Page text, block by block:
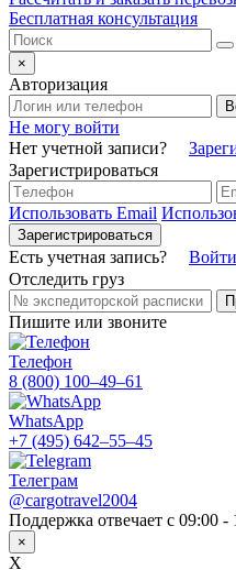
Бесплатная консультация
×
Авторизация
Не могу войти
Нет учетной записи?
Зарегистрироваться
Использовать Email
Зарегистрироваться
Есть учетная запись? Войти
Отследить груз
Пишите или звоните
Телефон
8 (800) 100–49–61
WhatsApp
+7 (495) 642–55–45
Телеграм
@cargotravel2004
Поддержка отвечает с 09:00
×
X